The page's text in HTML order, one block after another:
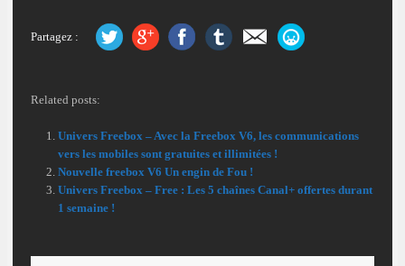
Partagez :
Related posts:
Univers Freebox – Avec la Freebox V6, les communications
vers les mobiles sont gratuites et illimitées !
Nouvelle freebox V6 Un engin de Fou !
Univers Freebox – Free : Les 5 chaînes Canal+ offertes durant
1 semaine !